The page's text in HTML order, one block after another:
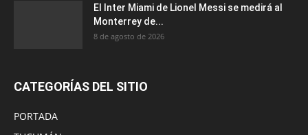
El Inter Miami de Lionel Messi se medirá al
Monterrey de...
8 de agosto de 2026
CATEGORÍAS DEL SITIO
PORTADA